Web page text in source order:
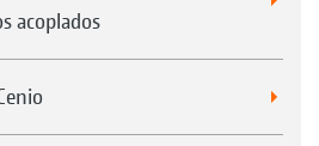
acoplados